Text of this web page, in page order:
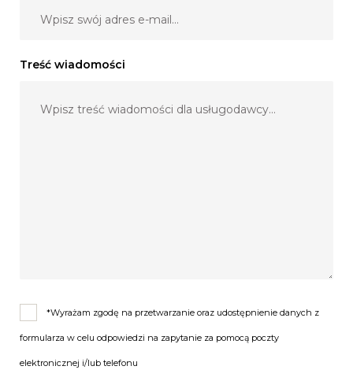
Treść wiadomości
*Wyrażam zgodę na przetwarzanie oraz udostępnienie danych z
formularza w celu odpowiedzi na zapytanie za pomocą poczty
elektronicznej i/lub telefonu